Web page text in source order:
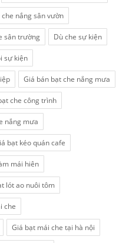
che nắng sân vườn
sân trường Dù che sự kiện
sự kiện
Giá bán bạt che nắng mưa
che công trình
nắng mưa
bạt kéo quán cafe
mái hiên
lót ao nuôi tôm
che
Giá bạt mái che tại hà nội